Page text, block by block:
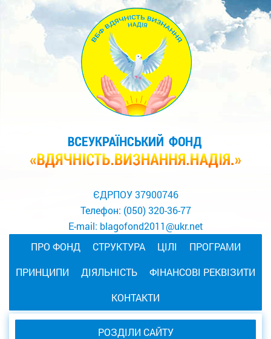
ЄДРПОУ 37900746
Телефон: (050) 320-36-77
E-mail: blagofond2011@ukr.net
ПРО ФОНД
СТРУКТУРА ЦІЛІ
ПРОГРАМИ
ПРИНЦИПИ
ДІЯЛЬНІСТЬ
ФІНАНСОВІ РЕКВІЗИТИ
КОНТАКТИ
РОЗДІЛИ САЙТУ